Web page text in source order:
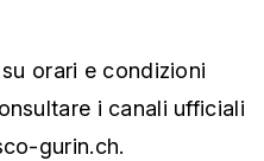
orari e condizioni
i canali ufficiali
gurin.ch.